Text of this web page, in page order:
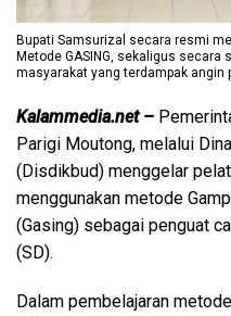
Bupati Samsurizal secara resmi
Metode GASING, sekaligus
masyarakat yang terdampak angin
Kalammedia.net –
Parigi Moutong, melalui
(Disdikbud) menggelar
menggunakan metode
(Gasing) sebagai penguat
(SD).
Dalam pembelajaran